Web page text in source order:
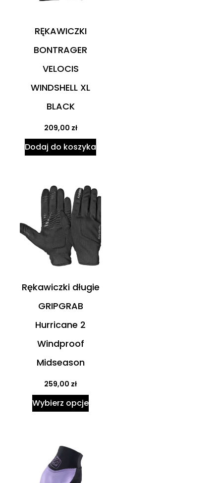
RĘKAWICZKI
BONTRAGER
VELOCIS
WINDSHELL XL
BLACK
209,00 zł
Dodaj do koszyka
Rękawiczki długie
GRIPGRAB
Hurricane 2
Windproof
Midseason
259,00 zł
Wybierz opcje